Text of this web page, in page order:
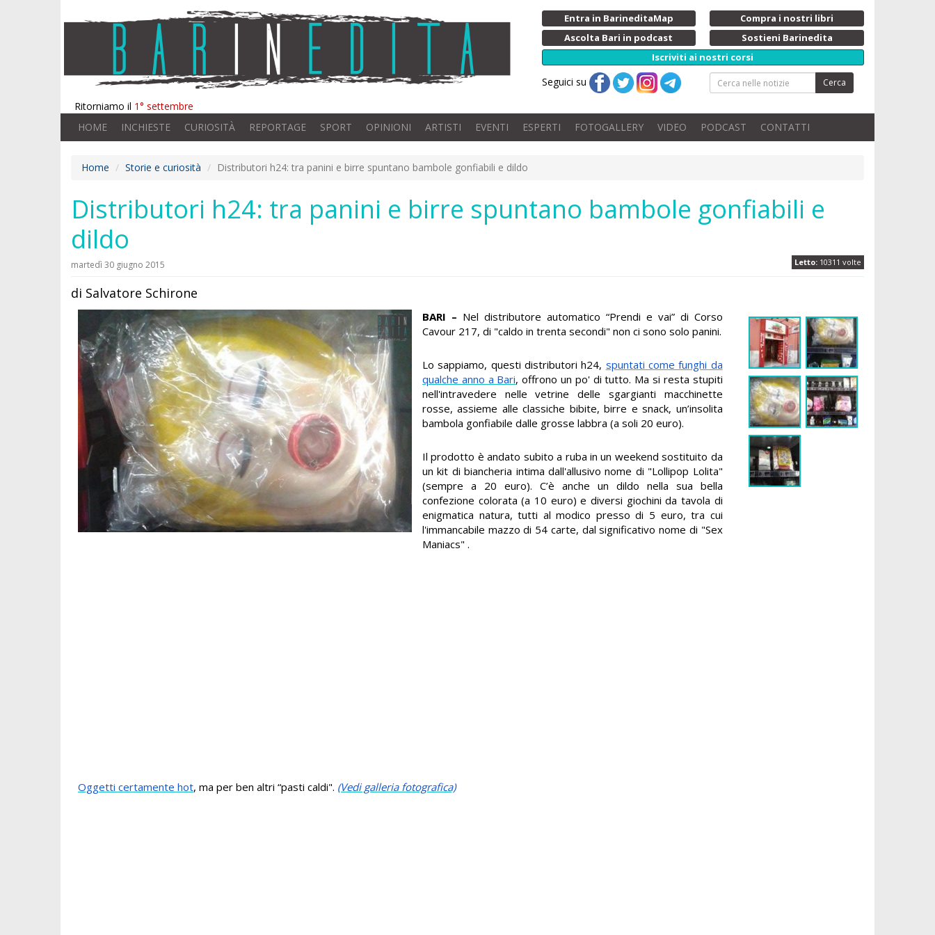
Ritorniamo il 1° settembre
Entra in BarineditaMap
Compra i nostri libri
Ascolta Bari in podcast
Sostieni Barinedita
Iscriviti ai nostri corsi
Seguici su Cerca
HOME INCHIESTE CURIOSITÀ REPORTAGE SPORT OPINIONI ARTISTI EVENTI ESPERTI FOTOGALLERY VIDEO PODCAST CONTATTI
Home Storie e curiosità Distributori h24: tra panini e birre spuntano bambole gonfiabili e dildo
Distributori h24: tra panini e birre spuntano bambole gonfiabili e
dildo
Letto: 10311 volte
martedì 30 giugno 2015
di Salvatore Schirone
BARI – Nel distributore automatico “Prendi e vai” di Corso
Cavour 217, di "caldo in trenta secondi" non ci sono solo panini.
Lo sappiamo, questi distributori h24, spuntati come funghi da
qualche anno a Bari, offrono un po' di tutto. Ma si resta stupiti
nell'intravedere nelle vetrine delle sgargianti macchinette
rosse, assieme alle classiche bibite, birre e snack, un’insolita
bambola gonfiabile dalle grosse labbra (a soli 20 euro).
Il prodotto è andato subito a ruba in un weekend sostituito da
un kit di biancheria intima dall'allusivo nome di "Lollipop Lolita"
(sempre a 20 euro). C’è anche un dildo nella sua bella
confezione colorata (a 10 euro) e diversi giochini da tavola di
enigmatica natura, tutti al modico presso di 5 euro, tra cui
l'immancabile mazzo di 54 carte, dal significativo nome di "Sex
Maniacs" .
Oggetti certamente hot, ma per ben altri “pasti caldi". (Vedi galleria fotografica)